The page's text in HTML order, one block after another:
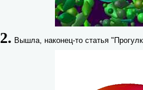
2. Вышла, наконец-то статья